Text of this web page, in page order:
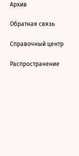
Архив
Обратная связь
Справочный центр
Распространение